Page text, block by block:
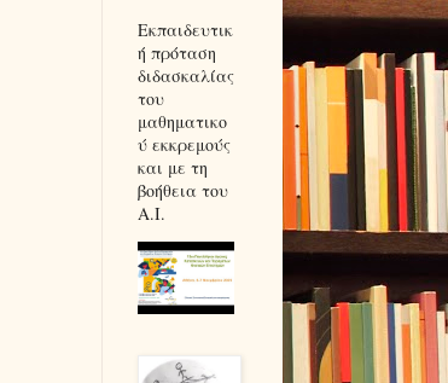
Εκπαιδευτικ
ή πρόταση
διδασκαλίας
του
μαθηματικο
ύ εκκρεμούς
και με τη
βοήθεια του
Α.Ι.